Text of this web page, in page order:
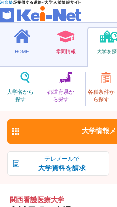
HOME 学問情報 大学を
大学名から
探す
都道府県か
ら探す
各種条件か
ら探す
私立
かんさいかんごいりょう
関西看護医療
テレメールで
大学資料を請求
大学情報
関西看護医療大学